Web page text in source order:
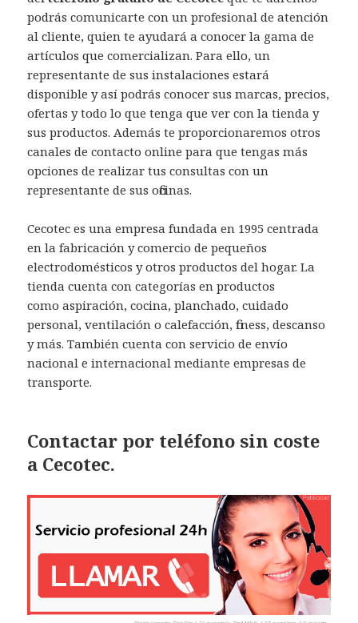
podrás comunicarte con un profesional de atención
al cliente, quien te ayudará a conocer la gama de
artículos que comercializan. Para ello, un
representante de sus instalaciones estará
disponible y así podrás conocer sus marcas, precios,
ofertas y todo lo que tenga que ver con la tienda y
sus productos. Además te proporcionaremos otros
canales de contacto online para que tengas más
opciones de realizar tus consultas con un
representante de sus oficinas.
Cecotec es una empresa fundada en 1995 centrada
en la fabricación y comercio de pequeños
electrodomésticos y otros productos del hogar. La
tienda cuenta con categorías en productos
como aspiración, cocina, planchado, cuidado
personal, ventilación o calefacción, fitness, descanso
y más. También cuenta con servicio de envío
nacional e internacional mediante empresas de
transporte.
Contactar por teléfono sin coste
a Cecotec.